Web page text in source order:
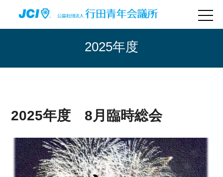
2025年度
2025年度 8月臨時総会